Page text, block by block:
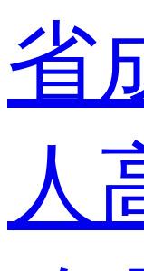
省
人